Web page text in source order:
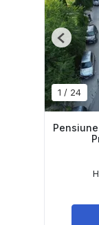
1 / 24
Previous